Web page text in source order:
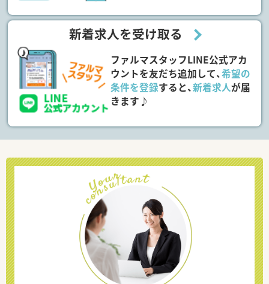
新着求人を受け取る
ファルマスタッフLINE公式アカ
ウントを友だち追加して、希望の
条件を登録すると、新着求人が届
きます♪